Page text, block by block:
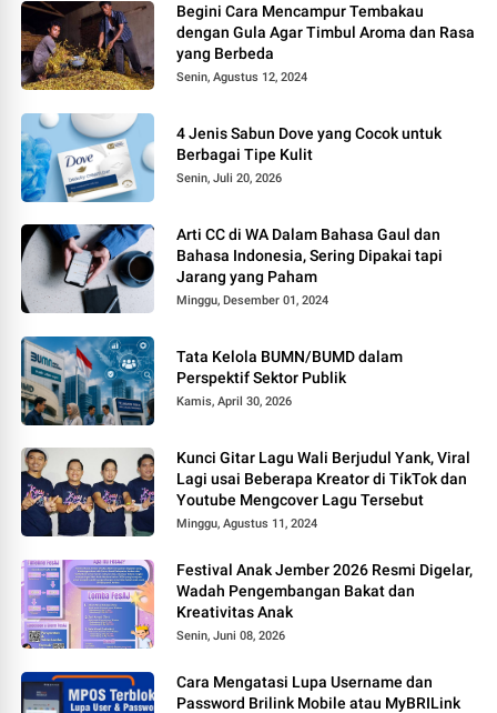
Begini Cara Mencampur Tembakau
dengan Gula Agar Timbul Aroma dan Rasa
yang Berbeda
Senin, Agustus 12, 2024
4 Jenis Sabun Dove yang Cocok untuk
Berbagai Tipe Kulit
Senin, Juli 20, 2026
Arti CC di WA Dalam Bahasa Gaul dan
Bahasa Indonesia, Sering Dipakai tapi
Jarang yang Paham
Minggu, Desember 01, 2024
Tata Kelola BUMN/BUMD dalam
Perspektif Sektor Publik
Kamis, April 30, 2026
Kunci Gitar Lagu Wali Berjudul Yank, Viral
Lagi usai Beberapa Kreator di TikTok dan
Youtube Mengcover Lagu Tersebut
Minggu, Agustus 11, 2024
Festival Anak Jember 2026 Resmi Digelar,
Wadah Pengembangan Bakat dan
Kreativitas Anak
Senin, Juni 08, 2026
Cara Mengatasi Lupa Username dan
Password Brilink Mobile atau MyBRILink